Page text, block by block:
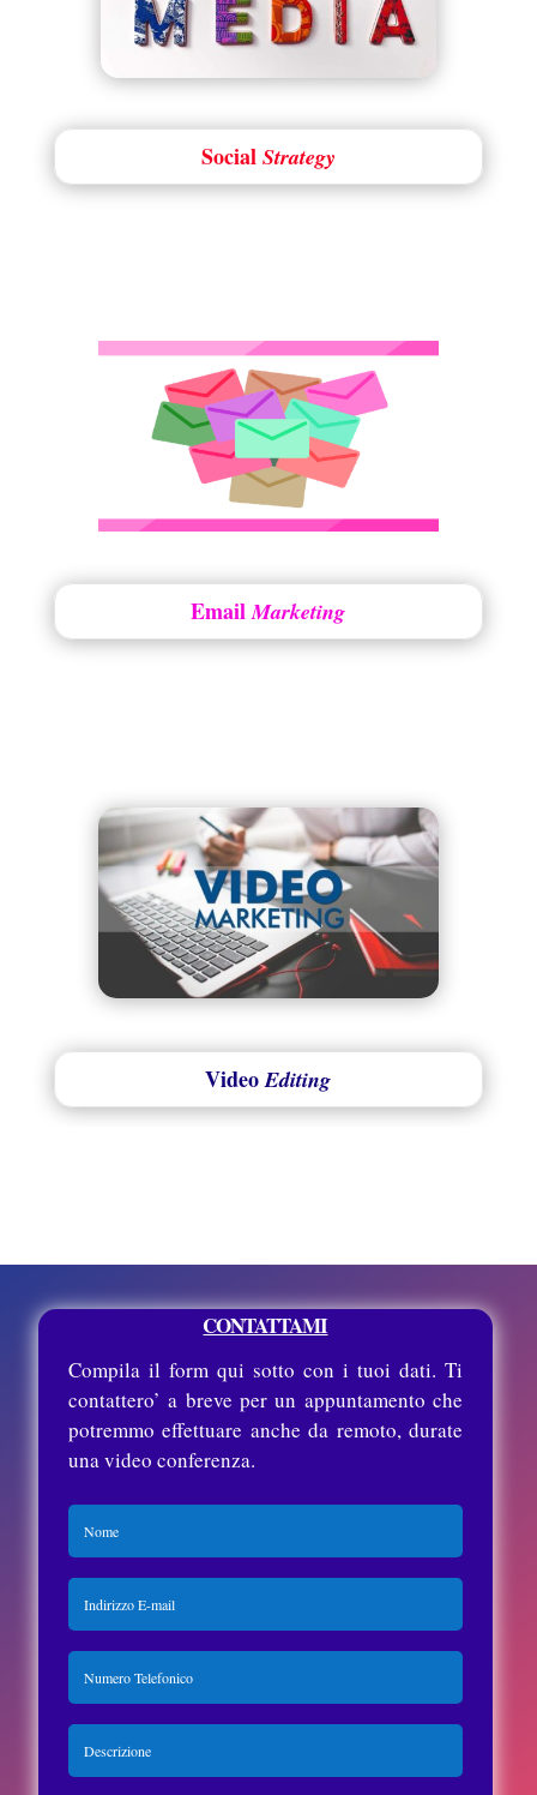
Social Strategy
EmailMarketing
VideoEditing
CONTATTAMI
Compila il form qui sotto con i tuoi dati. Ti
contattero’ a breve per un appuntamento che
potremmo effettuare anche da remoto, durate
una video conferenza.